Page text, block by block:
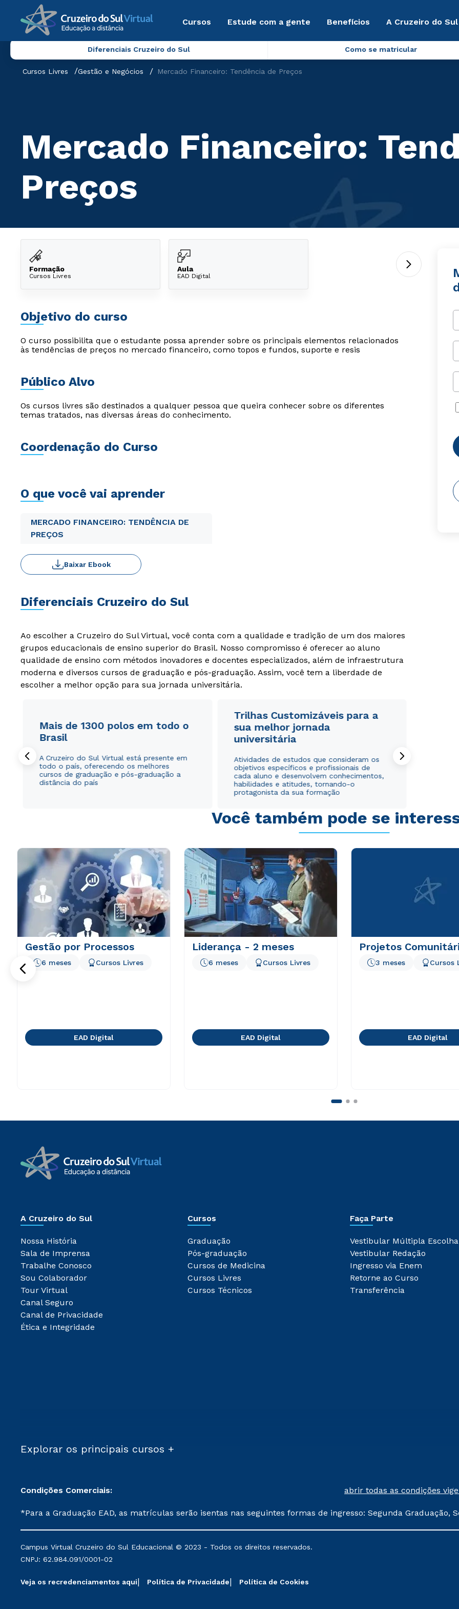
Cursos Estude com a gente Benefícios A Cruzeiro do
Diferenciais Cruzeiro do Sul Como se matricular
Cursos Livres Gestão e Negócios Mercado Financeiro: Tendência de Preços
Mercado Financeiro:
Preços
Formação
Cursos Livres
Aula
EAD Digital
Objetivo do curso
O curso possibilita que o estudante possa aprender sobre os principais elementos relacionados
às tendências de preços no mercado financeiro, como topos e fundos, suporte e resis
Público Alvo
Os cursos livres são destinados a qualquer pessoa que queira conhecer sobre os diferentes
temas tratados, nas diversas áreas do conhecimento.
Coordenação do Curso
O que você vai aprender
MERCADO FINANCEIRO: TENDÊNCIA DE
PREÇOS
Baixar Ebook
Diferenciais Cruzeiro do Sul
Ao escolher a Cruzeiro do Sul Virtual, você conta com a qualidade e tradição de um dos maiores
grupos educacionais de ensino superior do Brasil. Nosso compromisso é oferecer ao aluno
qualidade de ensino com métodos inovadores e docentes especializados, além de infraestrutura
moderna e diversos cursos de graduação e pós-graduação. Assim, você tem a liberdade de
escolher a melhor opção para sua jornada universitária.
Mais de 1300 polos em todo o
Brasil
A Cruzeiro do Sul Virtual está presente em
todo o país, oferecendo os melhores
cursos de graduação e pós-graduação a
distância do país
Trilhas Customizáveis para a
sua melhor jornada
universitária
Atividades de estudos que consideram os
objetivos específicos e profissionais de
cada aluno e desenvolvem conhecimentos,
habilidades e atitudes, tornando-o
protagonista da sua formação
Você também pode se
Gestão por Processos
6 meses Cursos Livres
EAD Digital
Liderança - 2 meses
6 meses Cursos Livres
EAD Digital
Projetos
3 meses Cursos
EAD Digital
A Cruzeiro do Sul
Nossa História
Sala de Imprensa
Trabalhe Conosco
Sou Colaborador
Tour Virtual
Canal Seguro
Canal de Privacidade
Ética e Integridade
Cursos
Graduação
Pós-graduação
Cursos de Medicina
Cursos Livres
Cursos Técnicos
Faça Parte
Vestibular Múltipla Escolha
Vestibular Redação
Ingresso via Enem
Retorne ao Curso
Transferência
Explorar os principais cursos +
Condições Comerciais: abrir todas as condições
*Para a Graduação EAD, as matrículas serão isentas nas seguintes formas de ingresso: Segunda Graduação,
mantidos conforme negociação. Descontos institucionais poderão sofrer alterações nos períodos de
serviços.
Campus Virtual Cruzeiro do Sul Educacional © 2023 - Todos os direitos reservados.
CNPJ: 62.984.091/0001-02
Veja os recredenciamentos aqui Política de Privacidade Política de Cookies
WhatsApp
ou
Estou de acordo com a
autorizo que meus dados sejam utilizados para o
envio de conteúdos da Cruzeiro do Sul.
WhatsApp
ou
Estou de acordo com a
autorizo que meus dados sejam utilizados para o
envio de conteúdos da Cruzeiro do Sul.